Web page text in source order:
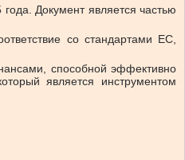
Документ является частью
со стандартами ЕС,
способной эффективно
является инструментом